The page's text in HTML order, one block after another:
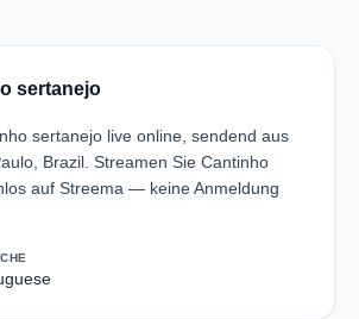
sertanejo
sertanejo live online, sendend aus
Brazil. Streamen Sie Cantinho
auf Streema — keine Anmeldung